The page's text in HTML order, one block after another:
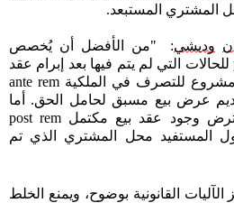
المشتري المستبعد.
وديشي: "من الأفضل أن يُخصص
للحالات التي لم يتم فيها بعد إبرام عقد
مشروع للتصرف في الملكيةante rem
عرض بيع مسبق لحامل الحق. أما
وجود عقد بيع مكتمل post rem
المستفيد محل المشتري الذي تم
القانونية بوضوح، ويمنع الخلط